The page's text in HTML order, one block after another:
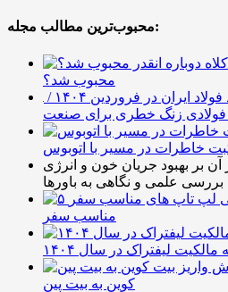
محبوب‌ترین مطالب مجله:
محبوب شد؟
افزایش ۴.۶ درصدی تولید فولاد ایران در فروردین ۱۴۰۴ /
فولادی زنگ خطری برای صنعت
خاطرات در مسیر با اتوبوس
آن بر بهبود جریان خون و انرژی
بررسی علمی و نگاهی به باورها
مناسب سفر
مالکیت لیفتراک در سال ۱۴۰۴
کوین به بیت پین